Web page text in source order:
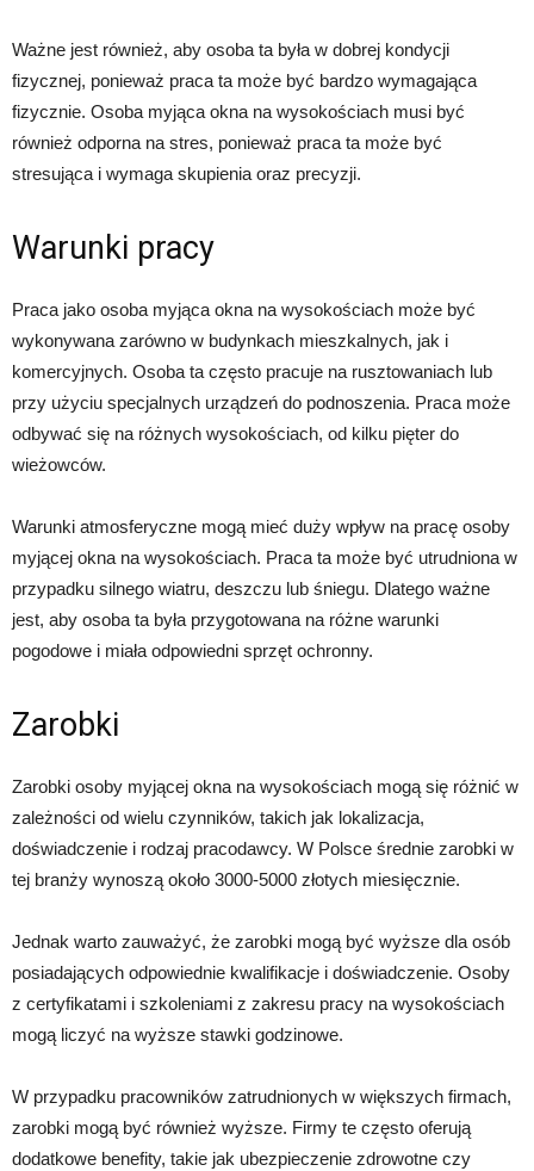
Ważne jest również, aby osoba ta była w dobrej kondycji
fizycznej, ponieważ praca ta może być bardzo wymagająca
fizycznie. Osoba myjąca okna na wysokościach musi być
również odporna na stres, ponieważ praca ta może być
stresująca i wymaga skupienia oraz precyzji.
Warunki pracy
Praca jako osoba myjąca okna na wysokościach może być
wykonywana zarówno w budynkach mieszkalnych, jak i
komercyjnych. Osoba ta często pracuje na rusztowaniach lub
przy użyciu specjalnych urządzeń do podnoszenia. Praca może
odbywać się na różnych wysokościach, od kilku pięter do
wieżowców.
Warunki atmosferyczne mogą mieć duży wpływ na pracę osoby
myjącej okna na wysokościach. Praca ta może być utrudniona w
przypadku silnego wiatru, deszczu lub śniegu. Dlatego ważne
jest, aby osoba ta była przygotowana na różne warunki
pogodowe i miała odpowiedni sprzęt ochronny.
Zarobki
Zarobki osoby myjącej okna na wysokościach mogą się różnić w
zależności od wielu czynników, takich jak lokalizacja,
doświadczenie i rodzaj pracodawcy. W Polsce średnie zarobki w
tej branży wynoszą około 3000-5000 złotych miesięcznie.
Jednak warto zauważyć, że zarobki mogą być wyższe dla osób
posiadających odpowiednie kwalifikacje i doświadczenie. Osoby
z certyfikatami i szkoleniami z zakresu pracy na wysokościach
mogą liczyć na wyższe stawki godzinowe.
W przypadku pracowników zatrudnionych w większych firmach,
zarobki mogą być również wyższe. Firmy te często oferują
dodatkowe benefity, takie jak ubezpieczenie zdrowotne czy